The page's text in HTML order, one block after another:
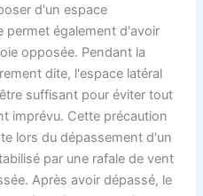
d'un espace
permet également d'avoir
opposée. Pendant la
dite, l'espace latéral
suffisant pour éviter tout
imprévu. Cette précaution
lors du dépassement d'un
par une rafale de vent
Après avoir dépassé, le